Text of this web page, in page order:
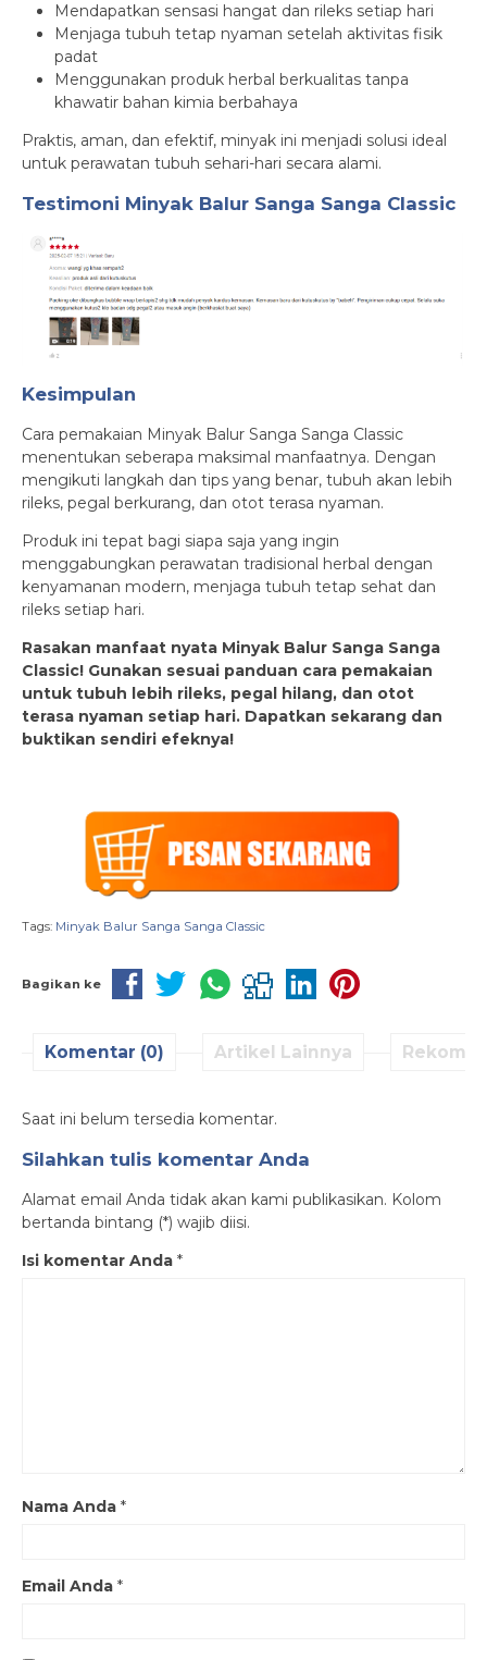
Mendapatkan sensasi hangat dan rileks setiap hari
Menjaga tubuh tetap nyaman setelah aktivitas fisik
padat
Menggunakan produk herbal berkualitas tanpa
khawatir bahan kimia berbahaya
Praktis, aman, dan efektif, minyak ini menjadi solusi ideal
untuk perawatan tubuh sehari-hari secara alami.
Testimoni Minyak Balur Sanga Sanga Classic
Kesimpulan
Cara pemakaian Minyak Balur Sanga Sanga Classic
menentukan seberapa maksimal manfaatnya. Dengan
mengikuti langkah dan tips yang benar, tubuh akan lebih
rileks, pegal berkurang, dan otot terasa nyaman.
Produk ini tepat bagi siapa saja yang ingin
menggabungkan perawatan tradisional herbal dengan
kenyamanan modern, menjaga tubuh tetap sehat dan
rileks setiap hari.
Rasakan manfaat nyata Minyak Balur Sanga Sanga
Classic! Gunakan sesuai panduan cara pemakaian
untuk tubuh lebih rileks, pegal hilang, dan otot
terasa nyaman setiap hari. Dapatkan sekarang dan
buktikan sendiri efeknya!
Tags: Minyak Balur Sanga Sanga Classic
Bagikan ke
Komentar (0) Artikel Lainnya
Saat ini belum tersedia komentar.
Silahkan tulis komentar Anda
Alamat email Anda tidak akan kami publikasikan. Kolom
bertanda bintang (*) wajib diisi.
Isi komentar Anda *
Nama Anda *
Email Anda *